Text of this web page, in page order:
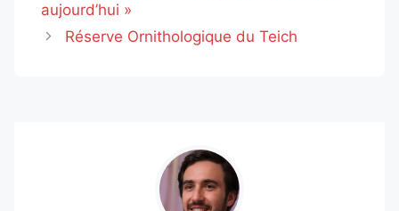
aujourd’hui »
Réserve Ornithologique du Teich